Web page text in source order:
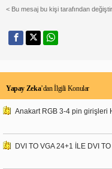
< Bu mesaj bu kişi tarafından
Yapay Zeka’dan İlgili Konular
Anakart RGB 3-4 pin girişleri
DVI TO VGA 24+1 İLE DVI